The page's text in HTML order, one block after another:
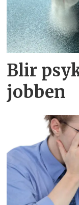
Blir
jobben